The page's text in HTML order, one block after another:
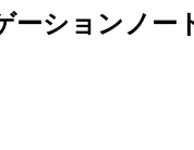
ションノー